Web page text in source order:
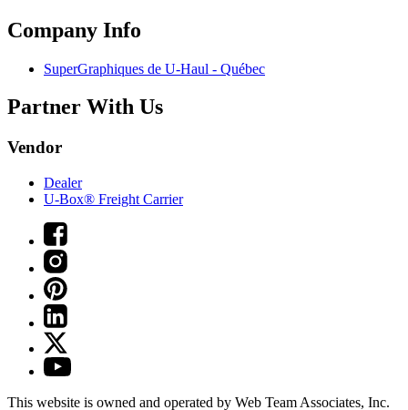
Company Info
SuperGraphiques de U-Haul - Québec
Partner With Us
Vendor
Dealer
U-Box® Freight Carrier
This website is owned and operated by Web Team Associates, Inc.